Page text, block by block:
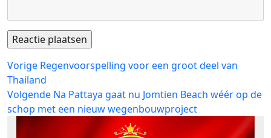
Bericht
navigatie
Vorige Vorig
bericht:
Regenvoorspelling voor een groot deel van
Thailand
Volgende Volgend
bericht:
Na Pattaya gaat nu Jomtien Beach wéér op de
schop met een nieuw wegenbouwproject